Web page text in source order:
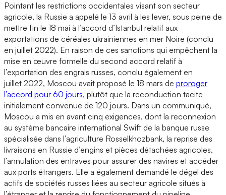
Pointant les restrictions occidentales visant son secteur
agricole, la Russie a appelé le 13 avril à les lever, sous peine de
mettre fin le 18 mai à l’accord d’Istanbul relatif aux
exportations de céréales ukrainiennes en mer Noire (conclu
en juillet 2022). En raison de ces sanctions qui empêchent la
mise en œuvre formelle du second accord relatif à
l’exportation des engrais russes, conclu également en
juillet 2022, Moscou avait proposé le 18 mars de proroger
l’accord pour 60 jours, plutôt que la reconduction tacite
initialement convenue de 120 jours. Dans un communiqué,
Moscou a mis en avant cinq exigences, dont la reconnexion
au système bancaire international Swift de la banque russe
spécialisée dans l’agriculture Rosselkhozbank, la reprise des
livraisons en Russie d’engins et pièces détachées agricoles,
l’annulation des entraves pour assurer des navires et accéder
aux ports étrangers. Elle a également demandé le dégel des
actifs de sociétés russes liées au secteur agricole situés à